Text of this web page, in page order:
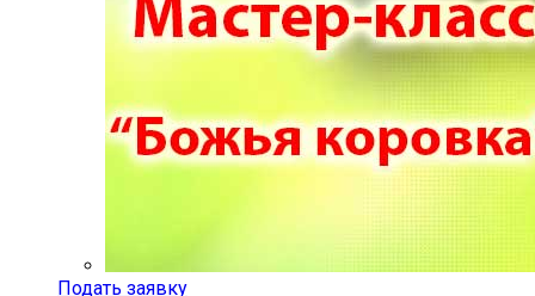
Подать заявку